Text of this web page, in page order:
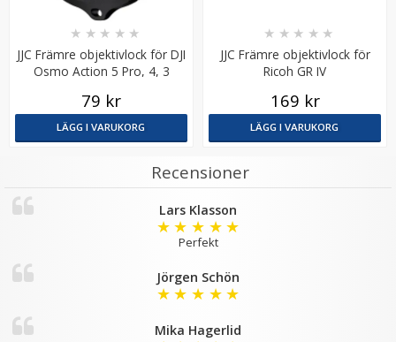
JJC rengöringskit 4-i-1 för kamera och objektiv
149 kr
LÄGG I VARUKORG
JJC Främre objektivlock för DJI
Osmo Action 5 Pro, 4, 3
★ ★ ★ ★ ★
79 kr
LÄGG I VARUKORG
JJC Främre objektivlock för
Ricoh GR IV
★ ★ ★ ★ ★
169 kr
LÄGG I VARUKORG
Recensioner
Lars Klasson
★ ★ ★ ★ ★
Perfekt
Jörgen Schön
★ ★ ★ ★ ★
Mika Hagerlid